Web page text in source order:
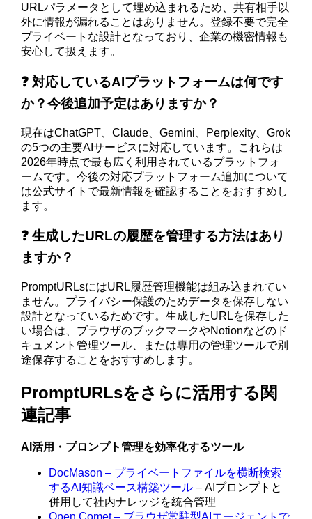
URLパラメータとして埋め込まれるため、共有相手以
外に情報が漏れることはありません。登録不要で完全
プライベートな設計となっており、企業の機密情報も
安心して扱えます。
❓ 対応しているAIプラットフォームは何です
か？今後追加予定はありますか？
現在はChatGPT、Claude、Gemini、Perplexity、Grok
の5つの主要AIサービスに対応しています。これらは
2026年時点で最も広く利用されているプラットフォ
ームです。今後の対応プラットフォーム追加について
は公式サイトで最新情報を確認することをおすすめし
ます。
❓ 生成したURLの履歴を管理する方法はあり
ますか？
PromptURLsにはURL履歴管理機能は組み込まれてい
ません。プライバシー保護のためデータを保存しない
設計となっているためです。生成したURLを保存した
い場合は、ブラウザのブックマークやNotionなどのド
キュメント管理ツール、または専用の管理ツールで別
途保存することをおすすめします。
PromptURLsをさらに活用する関
連記事
AI活用・プロンプト管理を効率化するツール
DocMason – プライベートファイルを横断検索
するAI知識ベース構築ツール – AIプロンプトと
併用して社内ナレッジを統合管理
Open Comet – ブラウザ常駐型AIエージェントで